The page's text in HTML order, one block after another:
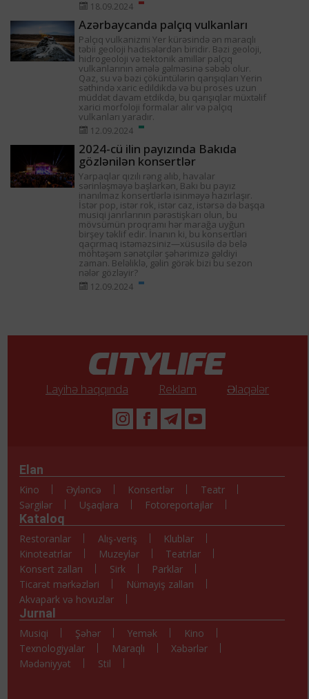
18.09.2024
Azərbaycanda palçıq vulkanları
Palçıq vulkanizmi Yer kürəsində ən maraqlı
təbii geoloji hadisələrdən biridir. Bəzi geoloji,
hidrogeoloji və tektonik amillər palçıq
vulkanlarının əmələ gəlməsinə səbəb olur.
Qaz, su və bəzi çöküntülərin qarışıqları Yerin
səthində xaric edildikdə və bu proses uzun
müddət davam etdikdə, bu qarışıqlar müxtəlif
xarici morfoloji formalar alır və palçıq
vulkanları yaradır.
12.09.2024
2024-cü ilin payızında Bakıda
gözlənilən konsertlər
Yarpaqlar qızılı rəng alıb, havalar
sərinləşməyə başlarkən, Bakı bu payız
inanılmaz konsertlərlə isinməyə hazırlaşır.
İstər pop, istər rok, istər caz, istərsə də başqa
musiqi janrlarının pərəstişkarı olun, bu
mövsümün proqramı hər marağa uyğun
birşey təklif edir. İnanın ki, bu konsertləri
qaçırmaq istəməzsiniz—xüsusilə də belə
möhtəşəm sənətçilər şəhərimizə gəldiyi
zaman. Beləliklə, gəlin görək bizi bu sezon
nələr gözləyir?
12.09.2024
Layihə haqqında Reklam Əlaqələr
Elan
Kino Əyləncə Konsertlər
Teatr
Sərgilər
Uşaqlara Fotoreportajlar
Kataloq
Restoranlar Alış-veriş
Klublar
Kinoteatrlar
Muzeylər
Teatrlar
Konsert zalları
Sirk
Parklar
Ticarət mərkəzləri
Nümayiş zalları
Akvapark və hovuzlar
Jurnal
Musiqi Şəhər Yemək
Kino
Texnologiyalar
Maraqlı
Xəbərlər
Mədəniyyət
Stil